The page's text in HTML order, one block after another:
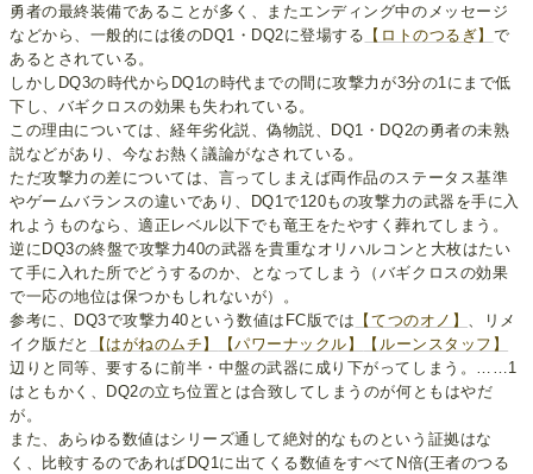
勇者の最終装備であることが多く、またエンディング中のメッセージ
などから、一般的には後のDQ1・DQ2に登場する 【ロトのつるぎ】 で
あるとされている。
しかしDQ3の時代からDQ1の時代までの間に攻撃力が3分の1にまで低
下し、バギクロスの効果も失われている。
この理由については、経年劣化説、偽物説、DQ1・DQ2の勇者の未熟
説などがあり、今なお熱く議論がなされている。
ただ攻撃力の差については、言ってしまえば両作品のステータス基準
やゲームバランスの違いであり、DQ1で120もの攻撃力の武器を手に入
れようものなら、適正レベル以下でも竜王をたやすく葬れてしまう。
逆にDQ3の終盤で攻撃力40の武器を貴重なオリハルコンと大枚はたい
て手に入れた所でどうするのか、となってしまう（バギクロスの効果
で一応の地位は保つかもしれないが）。
参考に、DQ3で攻撃力40という数値はFC版では 【てつのオノ】 、リメ
イク版だと
【はがねのムチ】 【パワーナックル】
【ルーンスタッフ】
辺りと同等、要するに前半・中盤の武器に成り下がってしまう。……1
はともかく、DQ2の立ち位置とは合致してしまうのが何ともはやだ
が。
また、あらゆる数値はシリーズ通して絶対的なものという証拠はな
く、比較するのであればDQ1に出てくる数値をすべてN倍(王者のつる